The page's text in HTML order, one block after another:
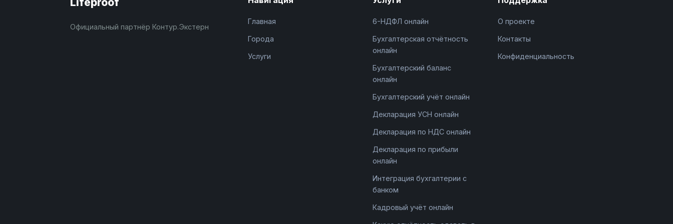
Официальный партнёр Контур.Экстерн
Главная
Города
Услуги
6-НДФЛ онлайн
Бухгалтерская отчётность
онлайн
Бухгалтерский баланс
онлайн
Бухгалтерский учёт онлайн
Декларация УСН онлайн
Декларация по НДС онлайн
Декларация по прибыли
онлайн
Интеграция бухгалтерии с
банком
Кадровый учёт онлайн
О проекте
Контакты
Конфиденциальность